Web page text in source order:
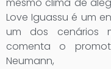
mesmo clima de
Love Iguassu é um
um dos cenários
comenta o
Neumann,